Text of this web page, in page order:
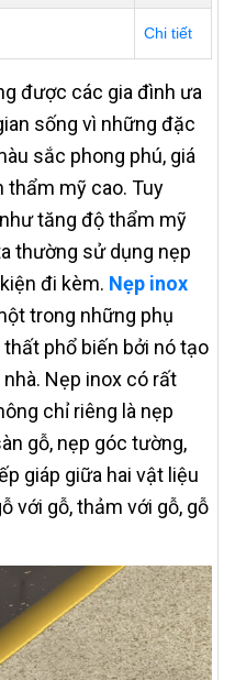
Chi tiết
được các gia đình ưa
sống vì những đặc
sắc phong phú, giá
thẩm mỹ cao. Tuy
tăng độ thẩm mỹ
thường sử dụng nẹp
đi kèm. Nẹp inox
trong những phụ
phổ biến bởi nó tạo
Nẹp inox có rất
chỉ riêng là nẹp
gỗ, nẹp góc tường,
giáp giữa hai vật liệu
với gỗ, thảm với gỗ, gỗ